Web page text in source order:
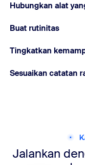
Hubungkan alat
Buat rutinitas
Tingkatkan
Sesuaikan catatan
Jalankan